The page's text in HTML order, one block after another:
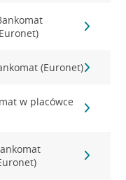
(Euronet)
w placówce